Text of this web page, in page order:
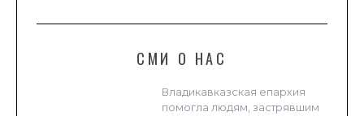
СМИ О НАС
Владикавказская епархия
помогла людям, застрявшим